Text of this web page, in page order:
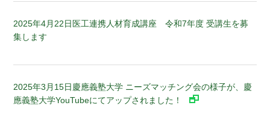
2025年4月22日医工連携人材育成講座 令和7年度 受講生を募
集します
2025年3月15日 慶應義塾大学 ニーズマッチング会の様子が、慶
應義塾大学YouTubeにてアップされました！